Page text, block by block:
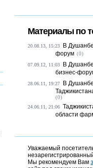
Материалы по
20.08.13, 15:23
В
форум (0)
07.09.12, 11:03
В
бизнес-
28.06.11, 19:27
В
(0)
24.06.11, 21:06
области
Уважаемый
Мы рекомендуем Вам